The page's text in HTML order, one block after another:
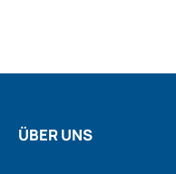
ÜBER UNS